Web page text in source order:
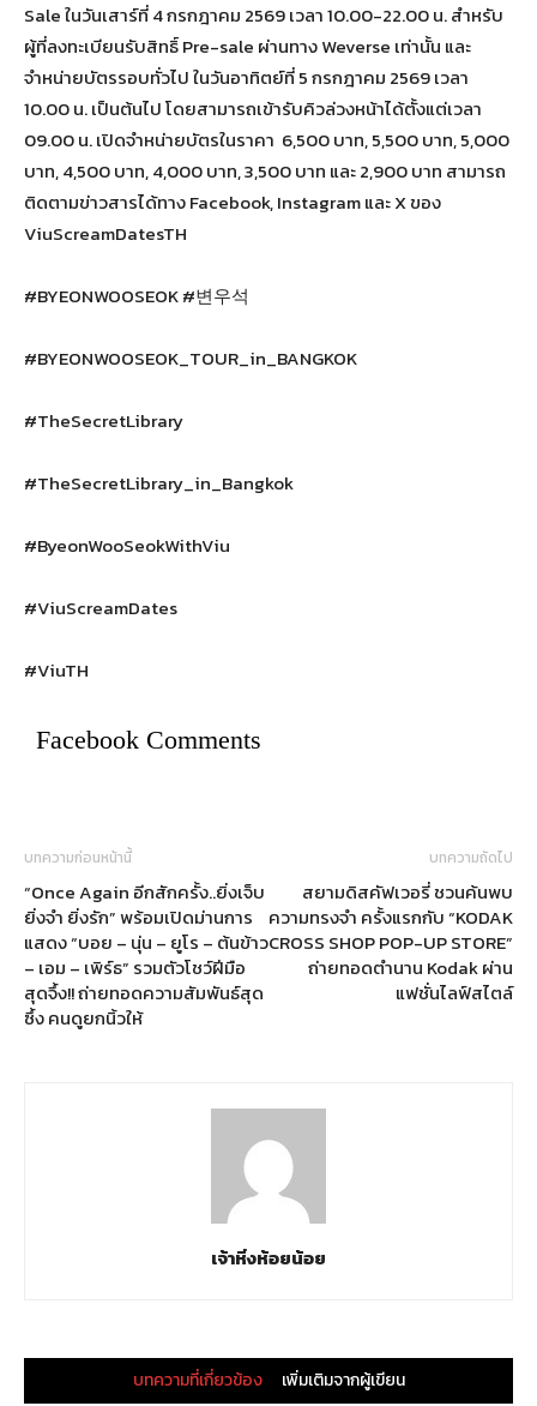
Sale ในวันเสาร์ที่ 4 กรกฎาคม 2569 เวลา 10.00-22.00 น. สำหรับ
ผู้ที่ลงทะเบียนรับสิทธิ์ Pre-sale ผ่านทาง Weverse เท่านั้น และ
จำหน่ายบัตรรอบทั่วไป ในวันอาทิตย์ที่ 5 กรกฎาคม 2569 เวลา
10.00 น. เป็นต้นไป โดยสามารถเข้ารับคิวล่วงหน้าได้ตั้งแต่เวลา
09.00 น. เปิดจำหน่ายบัตรในราคา 6,500 บาท, 5,500 บาท, 5,000
บาท, 4,500 บาท, 4,000 บาท, 3,500 บาท และ 2,900 บาท สามารถ
ติดตามข่าวสารได้ทาง Facebook, Instagram และ X ของ
ViuScreamDatesTH
#BYEONWOOSEOK #변우석
#BYEONWOOSEOK_TOUR_in_BANGKOK
#TheSecretLibrary
#TheSecretLibrary_in_Bangkok
#ByeonWooSeokWithViu
#ViuScreamDates
#ViuTH
Facebook Comments
บทความก่อนหน้านี้
“Once Again อีกสักครั้ง..ยิ่งเจ็บ
ยิ่งจำ ยิ่งรัก” พร้อมเปิดม่านการ
แสดง “บอย – นุ่น – ยูโร – ต้นข้าว
– เอม – เพิร์ธ” รวมตัวโชว์ฝีมือ
สุดจึ้ง!! ถ่ายทอดความสัมพันธ์สุด
ซึ้ง คนดูยกนิ้วให้
บทความถัดไป
สยามดิสคัฟเวอรี่ ชวนค้นพบ
ความทรงจำ ครั้งแรกกับ “KODAK
CROSS SHOP POP-UP STORE”
ถ่ายทอดตำนาน Kodak ผ่าน
แฟชั่นไลฟ์สไตล์
เจ้าหิ่งห้อยน้อย
บทความที่เกี่ยวข้อง เพิ่มเติมจากผู้เขียน